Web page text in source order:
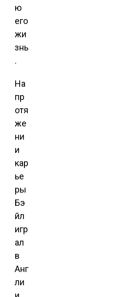
ю
его
жи
знь
.
На
пр
отя
же
ни
и
кар
ье
ры
Бэ
йл
игр
ал
в
Анг
ли